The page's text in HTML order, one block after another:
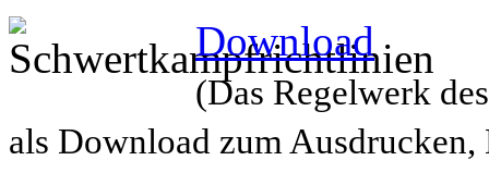
Download
(Das Regelwerk
als Download zum